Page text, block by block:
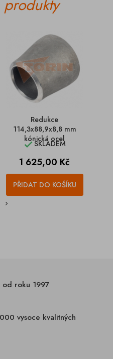
produkty
Redukce
114,3x88,9x8,8 mm
kónická ocel
SKLADEM
Cena
1 625,00 Kč
PŘIDAT DO KOŠÍKU
od roku 1997
vysoce kvalitných